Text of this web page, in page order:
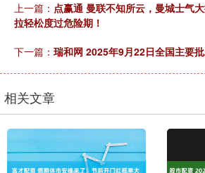
上一篇： 点赢通 曼联不知所云，曼城士气
拉轻松度过危险期！
下一篇： 瑞和网 2025年9月22日全国主要
相关文章